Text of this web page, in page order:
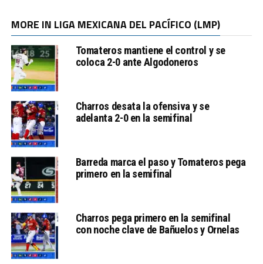
MORE IN LIGA MEXICANA DEL PACÍFICO (LMP)
Tomateros mantiene el control y se
coloca 2-0 ante Algodoneros
Charros desata la ofensiva y se
adelanta 2-0 en la semifinal
Barreda marca el paso y Tomateros pega
primero en la semifinal
Charros pega primero en la semifinal
con noche clave de Bañuelos y Ornelas